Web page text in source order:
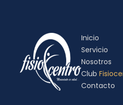
Inicio
Servicio
Nosotros
Club
Contacto